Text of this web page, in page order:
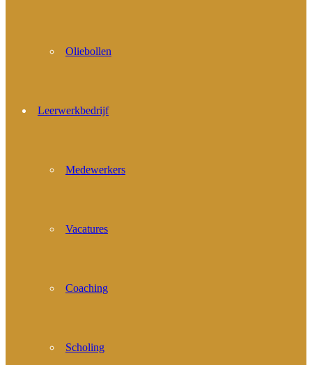
Oliebollen
Leerwerkbedrijf
Medewerkers
Vacatures
Coaching
Scholing